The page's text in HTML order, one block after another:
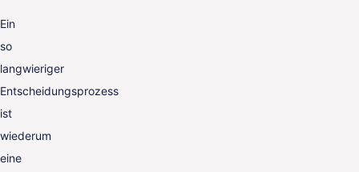
Ein
so
langwieriger
Entscheidungsprozess
ist
wiederum
eine